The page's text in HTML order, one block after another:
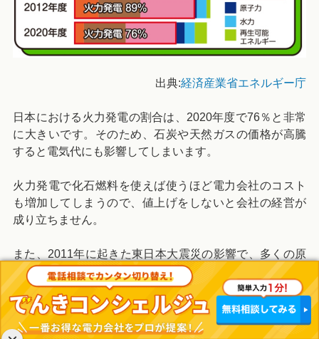
出典:経済産業省エネルギー庁
日本における火力発電の割合は、2020年度で76％と非常
に大きいです。そのため、石炭や天然ガスの価格が高騰
すると電気代にも影響してしまいます。
火力発電で化石燃料を使えば使うほど電力会社のコスト
も増加してしまうので、値上げをしないと会社の経営が
成り立ちません。
また、2011年に起きた東日本大震災の影響で、多くの原
子力発電所が稼働を停止しているので火力発電の割合が
増えました。
HTBエナジーが電源調達調整費を追加した原因3｜